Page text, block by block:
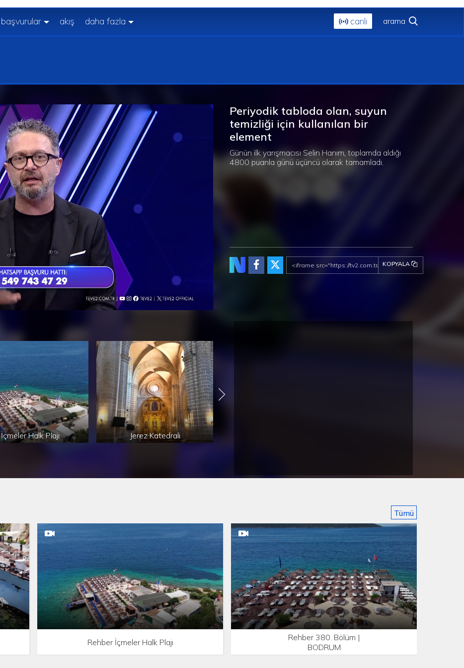
başvurular akış daha fazla canlı
İçmeler Halk Plajı Jerez Katedrali
Periyodik tabloda olan, suyun
temizliği için kullanılan bir
element
Günün ilk yarışmacısı Selin Hanım, toplamda aldığı
4800 puanla günü üçüncü olarak tamamladı.
KOPYALA
Rehber İçmeler Halk Plajı
Rehber 380. Bölüm |
BODRUM
Tümü